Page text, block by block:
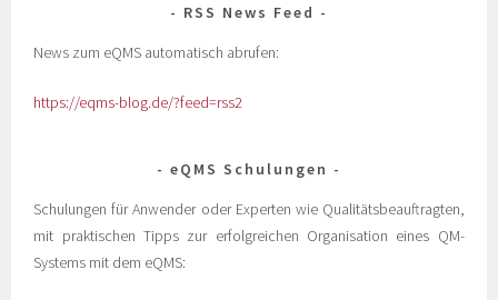
RSS News Feed
News zum eQMS automatisch abrufen:
https://eqms-blog.de/?feed=rss2
eQMS Schulungen
Schulungen für Anwender oder Experten wie Qualitätsbeauftragten,
mit praktischen Tipps zur erfolgreichen Organisation eines QM-
Systems mit dem eQMS: